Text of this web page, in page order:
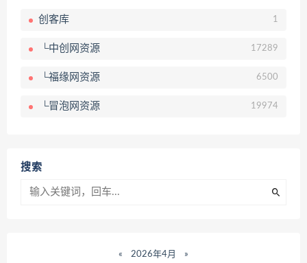
创客库 1
└中创网资源 17289
└福缘网资源 6500
└冒泡网资源 19974
搜索
« 2026年4月 »